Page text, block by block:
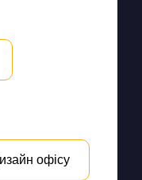
офісу